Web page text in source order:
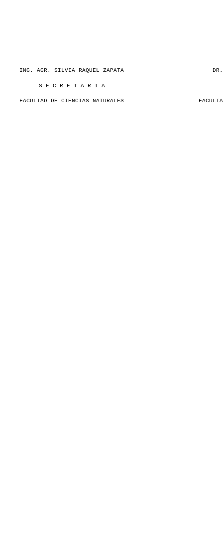
ING. AGR. SILVIA RAQUEL ZAPATA
S E C R E T A R I A
FACULTAD DE CIENCIAS NATURALES